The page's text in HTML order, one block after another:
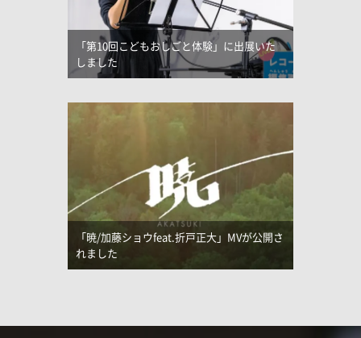
「第10回こどもおしごと体験」に出展いた
しました
「暁/加藤ショウfeat.折戸正大」MVが公開さ
れました